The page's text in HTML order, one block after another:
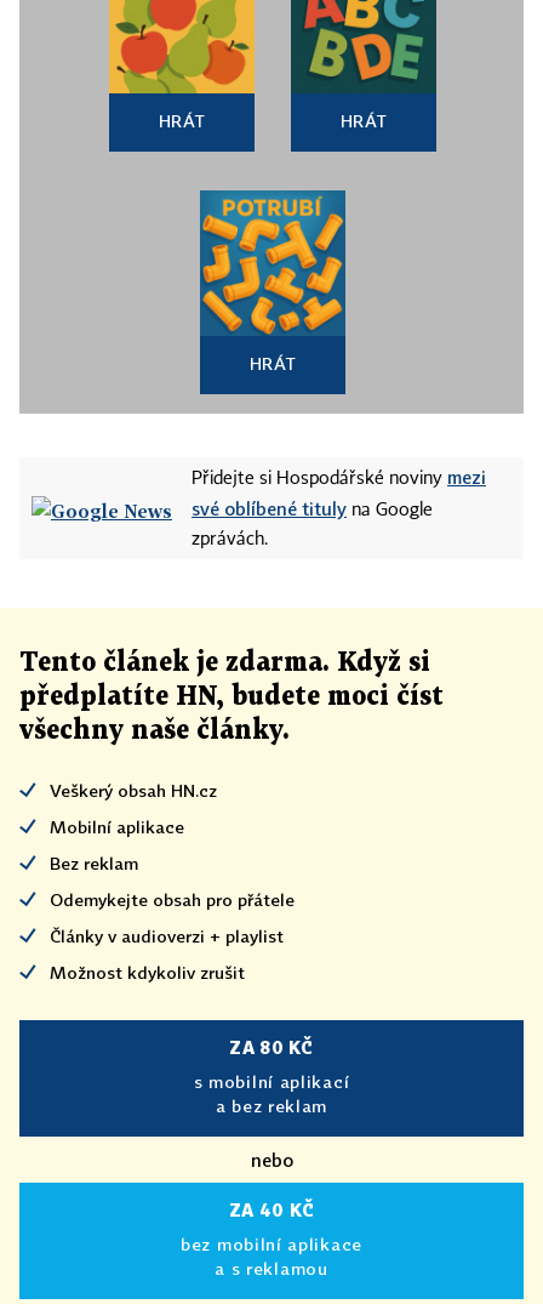
HRÁT HRÁT
HRÁT
Přidejte si Hospodářské noviny mezi
své oblíbené tituly na Google
zprávách.
Tento článek je zdarma. Když si
předplatíte HN, budete moci číst
všechny naše články.
Veškerý obsah HN.cz
Mobilní aplikace
Bez reklam
Odemykejte obsah pro přátele
Články v audioverzi + playlist
Možnost kdykoliv zrušit
ZA 80 KČ
s mobilní aplikací
a bez reklam
nebo
ZA 40 KČ
bez mobilní aplikace
a s reklamou